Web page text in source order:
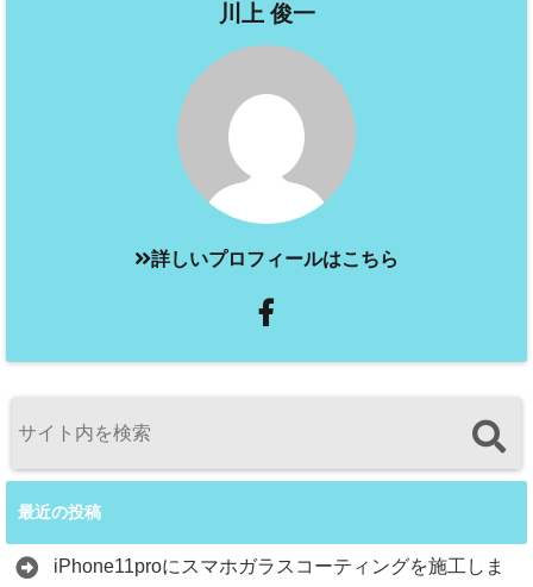
川上 俊一
詳しいプロフィールはこちら
最近の投稿
iPhone11proにスマホガラスコーティングを施工しま